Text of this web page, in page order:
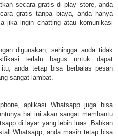
secara gratis di play store, anda
gratis tanpa biaya, anda hanya
jika ingin chatting atau komunikasi
digunakan, sehingga anda tidak
terlalu bagus untuk dapat
anda tetap bisa berbalas pesan
sangat lambat.
aplikasi Whatsapp juga bisa
hal ini akan sangat membantu
di layar yang lebih luas. Bahkan
Whatsapp, anda masih tetap bisa